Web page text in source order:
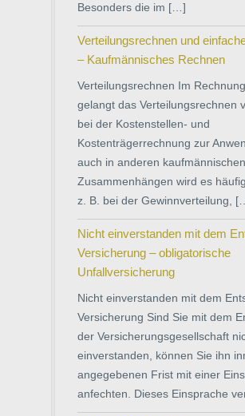
Besonders die im […]
Verteilungsrechnen und
– Kaufmännisches Rechnen
Verteilungsrechnen Im
gelangt das Verteilungsrechnen
bei der Kostenstellen- und
Kostenträgerrechnung zur
auch in anderen kaufmännischen
Zusammenhängen wird es
z. B. bei der Gewinnverteilung,
Nicht einverstanden mit dem
Versicherung – obligatorische
Unfallversicherung
Nicht einverstanden mit dem
Versicherung Sind Sie mit dem
der Versicherungsgesellschaft
einverstanden, können Sie ihn
angegebenen Frist mit einer
anfechten. Dieses Einsprache